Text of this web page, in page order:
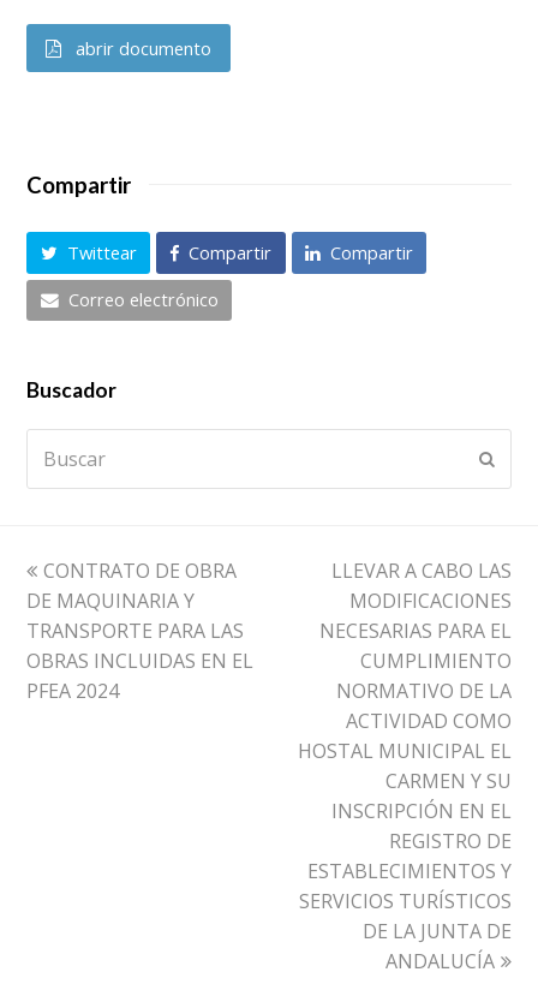
abrir documento
Compartir
Twittear Compartir
Compartir
Correo electrónico
Buscador
previous
post:
CONTRATO DE OBRA
DE MAQUINARIA Y
TRANSPORTE PARA LAS
OBRAS INCLUIDAS EN EL
PFEA 2024
next
post:
LLEVAR A CABO LAS
MODIFICACIONES
NECESARIAS PARA EL
CUMPLIMIENTO
NORMATIVO DE LA
ACTIVIDAD COMO
HOSTAL MUNICIPAL EL
CARMEN Y SU
INSCRIPCIÓN EN EL
REGISTRO DE
ESTABLECIMIENTOS Y
SERVICIOS TURÍSTICOS
DE LA JUNTA DE
ANDALUCÍA